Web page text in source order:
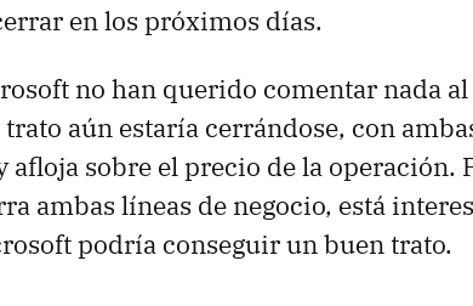
en los próximos días.
no han querido comentar nada
trato aún estaría cerrándose, con
sobre el precio de la operación.
ambas líneas de negocio, está
podría conseguir un buen trato.